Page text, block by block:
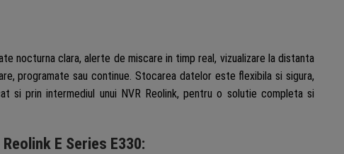
nocturna clara, alerte de miscare in timp real, vizualizare la distanta
programate sau continue. Stocarea datelor este flexibila si sigura,
si prin intermediul unui NVR Reolink, pentru o solutie completa si
E Series E330: